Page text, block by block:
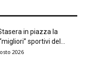
in piazza la
sportivi del...
2026